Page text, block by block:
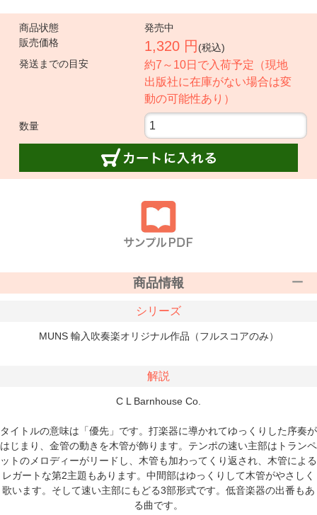
商品状態
発売中
販売価格
1,320 円 (税込)
発送までの目安
約7～10日で入荷予定（現地
出版社に在庫がない場合は変
動の可能性あり）
数量
商品情報
シリーズ
MUNS 輸入吹奏楽オリジナル作品（フルスコアのみ）
解説
C L Barnhouse Co.
タイトルの意味は「優先」です。打楽器に導かれてゆっくりした序奏が
はじまり、金管の動きを木管が飾ります。テンポの速い主部はトランペ
ットのメロディーがリードし、木管も加わってくり返され、木管による
レガートな第2主題もあります。中間部はゆっくりして木管がやさしく
歌います。そして速い主部にもどる3部形式です。低音楽器の出番もあ
る曲です。